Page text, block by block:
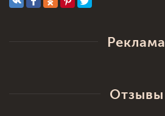
Реклама
Отзывы